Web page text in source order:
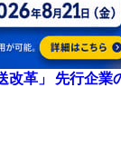
改革」 先行企業